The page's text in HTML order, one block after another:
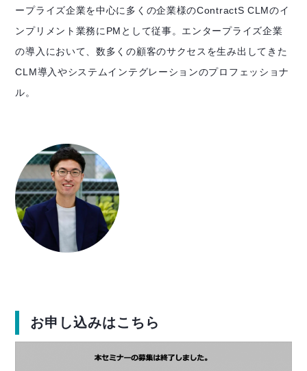
ープライズ企業を中心に多くの企業様のContractS CLMのイ
ンプリメント業務にPMとして従事。エンタープライズ企業
の導入において、数多くの顧客のサクセスを生み出してきた
CLM導入やシステムインテグレーションのプロフェッショナ
ル。
お申し込みはこちら